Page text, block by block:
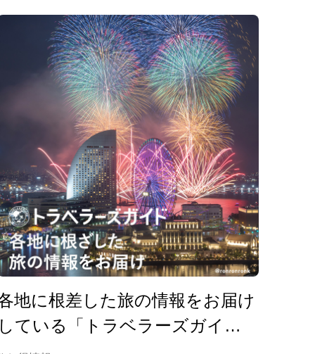
地に根差した旅の情報をお届け
している「トラベラーズガイ